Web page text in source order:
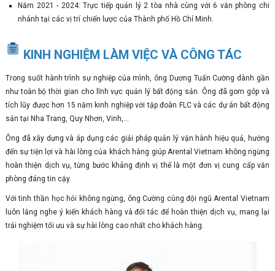
Năm 2021 - 2024: Trực tiếp quản lý 2 tòa nhà cùng với 6 văn phòng chi
nhánh tại các vị trí chiến lược của Thành phố Hồ Chí Minh.
KINH NGHIỆM LÀM VIỆC VÀ CÔNG TÁC
Trong suốt hành trình sự nghiệp của mình, ông Dương Tuấn Cường dành gần
như toàn bộ thời gian cho lĩnh vực quản lý bất động sản. Ông đã gom góp và
tích lũy được hơn 15 năm kinh nghiệp với tập đoàn FLC và các dự án bất động
sản tại Nha Trang, Quy Nhơn, Vinh,...
Ông đã xây dựng và áp dụng các giải pháp quản lý vận hành hiệu quả, hướng
đến sự tiện lợi và hài lòng của khách hàng giúp Arental Vietnam không ngừng
hoàn thiện dịch vụ, từng bước khẳng định vị thế là một đơn vị cung cấp văn
phòng đáng tin cậy.
Với tinh thần học hỏi không ngừng, ông Cường cùng đội ngũ Arental Vietnam
luôn lắng nghe ý kiến khách hàng và đối tác để hoàn thiện dịch vụ, mang lại
trải nghiệm tối ưu và sự hài lòng cao nhất cho khách hàng.